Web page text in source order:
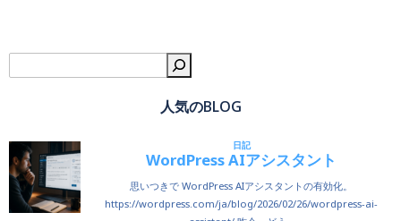
人気のBLOG